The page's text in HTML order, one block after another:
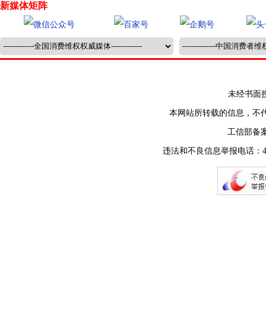
新媒体矩阵
未经书面
本网站所转载的信息，不
工信部备
违法和不良信息举报电话